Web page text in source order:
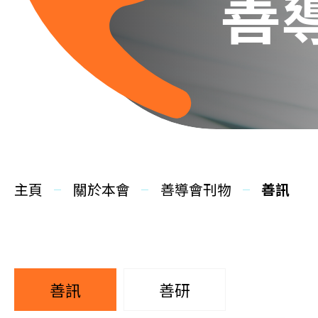
善
主頁 關於本會 善導會刊物 善訊
善訊 善研